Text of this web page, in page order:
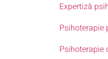
Expertiză
Psihoterapie
Psihoterapie